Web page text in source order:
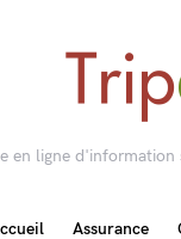
en ligne
Assurance